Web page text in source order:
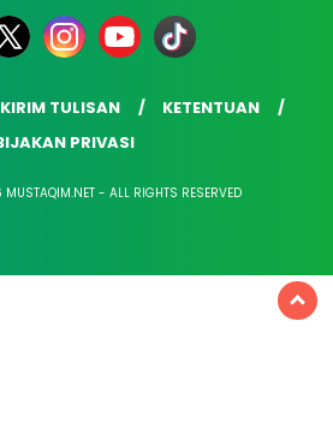
KIRIM TULISAN
KETENTUAN
PRIVASI
- ALL RIGHTS RESERVED